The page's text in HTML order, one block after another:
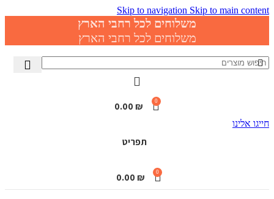
Skip to navigation Skip to main content
משלוחים לכל רחבי הארץ
משלוחים לכל רחבי הארץ
0
0.00 ₪
חייגו אלינו
תפריט
0
0.00 ₪